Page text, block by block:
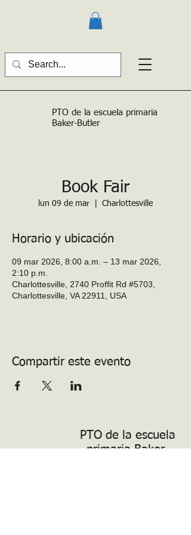
PTO de la escuela primaria
Baker-Butler
Book Fair
lun 09 de mar Charlottesville
Horario y ubicación
09 mar 2026, 8:00 a.m. – 13 mar 2026,
2:10 p.m.
Charlottesville, 2740 Proffit Rd #5703,
Charlottesville, VA 22911, USA
Compartir este evento
PTO de la escuela
primaria Baker-